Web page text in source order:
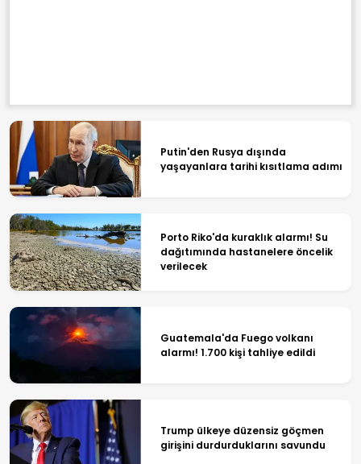
Putin'den Rusya dışında
yaşayanlara tarihi kısıtlama adımı
Porto Riko'da kuraklık alarmı! Su
dağıtımında hastanelere öncelik
verilecek
Guatemala'da Fuego volkanı
alarmı! 1.700 kişi tahliye edildi
Trump ülkeye düzensiz göçmen
girişini durdurduklarını savundu